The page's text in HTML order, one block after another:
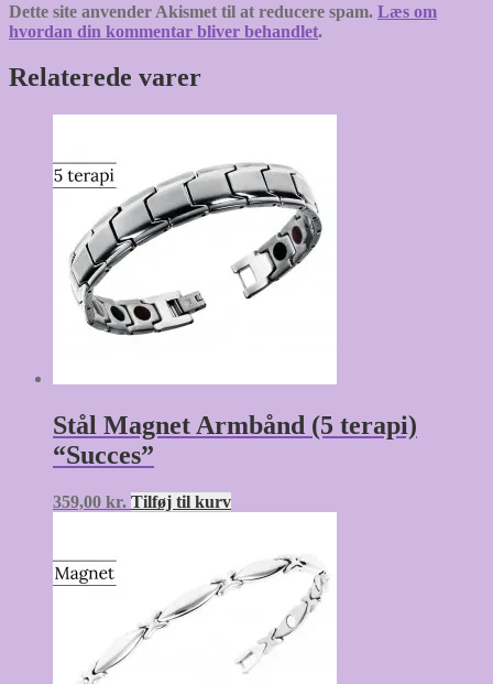
Dette site anvender Akismet til at reducere spam. Læs om
hvordan din kommentar bliver behandlet.
Relaterede varer
Stål Magnet Armbånd (5 terapi)
“Succes”
359,00 kr. Tilføj til kurv